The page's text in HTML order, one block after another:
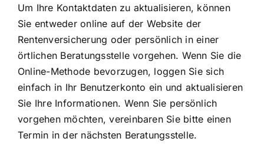
Um Ihre Kontaktdaten zu aktualisieren, können
Sie entweder online auf der Website der
Rentenversicherung oder persönlich in einer
örtlichen Beratungsstelle vorgehen. Wenn Sie die
Online-Methode bevorzugen, loggen Sie sich
einfach in Ihr Benutzerkonto ein und aktualisieren
Sie Ihre Informationen. Wenn Sie persönlich
vorgehen möchten, vereinbaren Sie bitte einen
Termin in der nächsten Beratungsstelle.